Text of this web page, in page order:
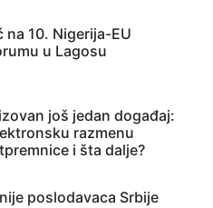
na 10. Nigerija-EU
u Lagosu
još jedan događaj:
razmenu
i šta dalje?
poslodavaca Srbije